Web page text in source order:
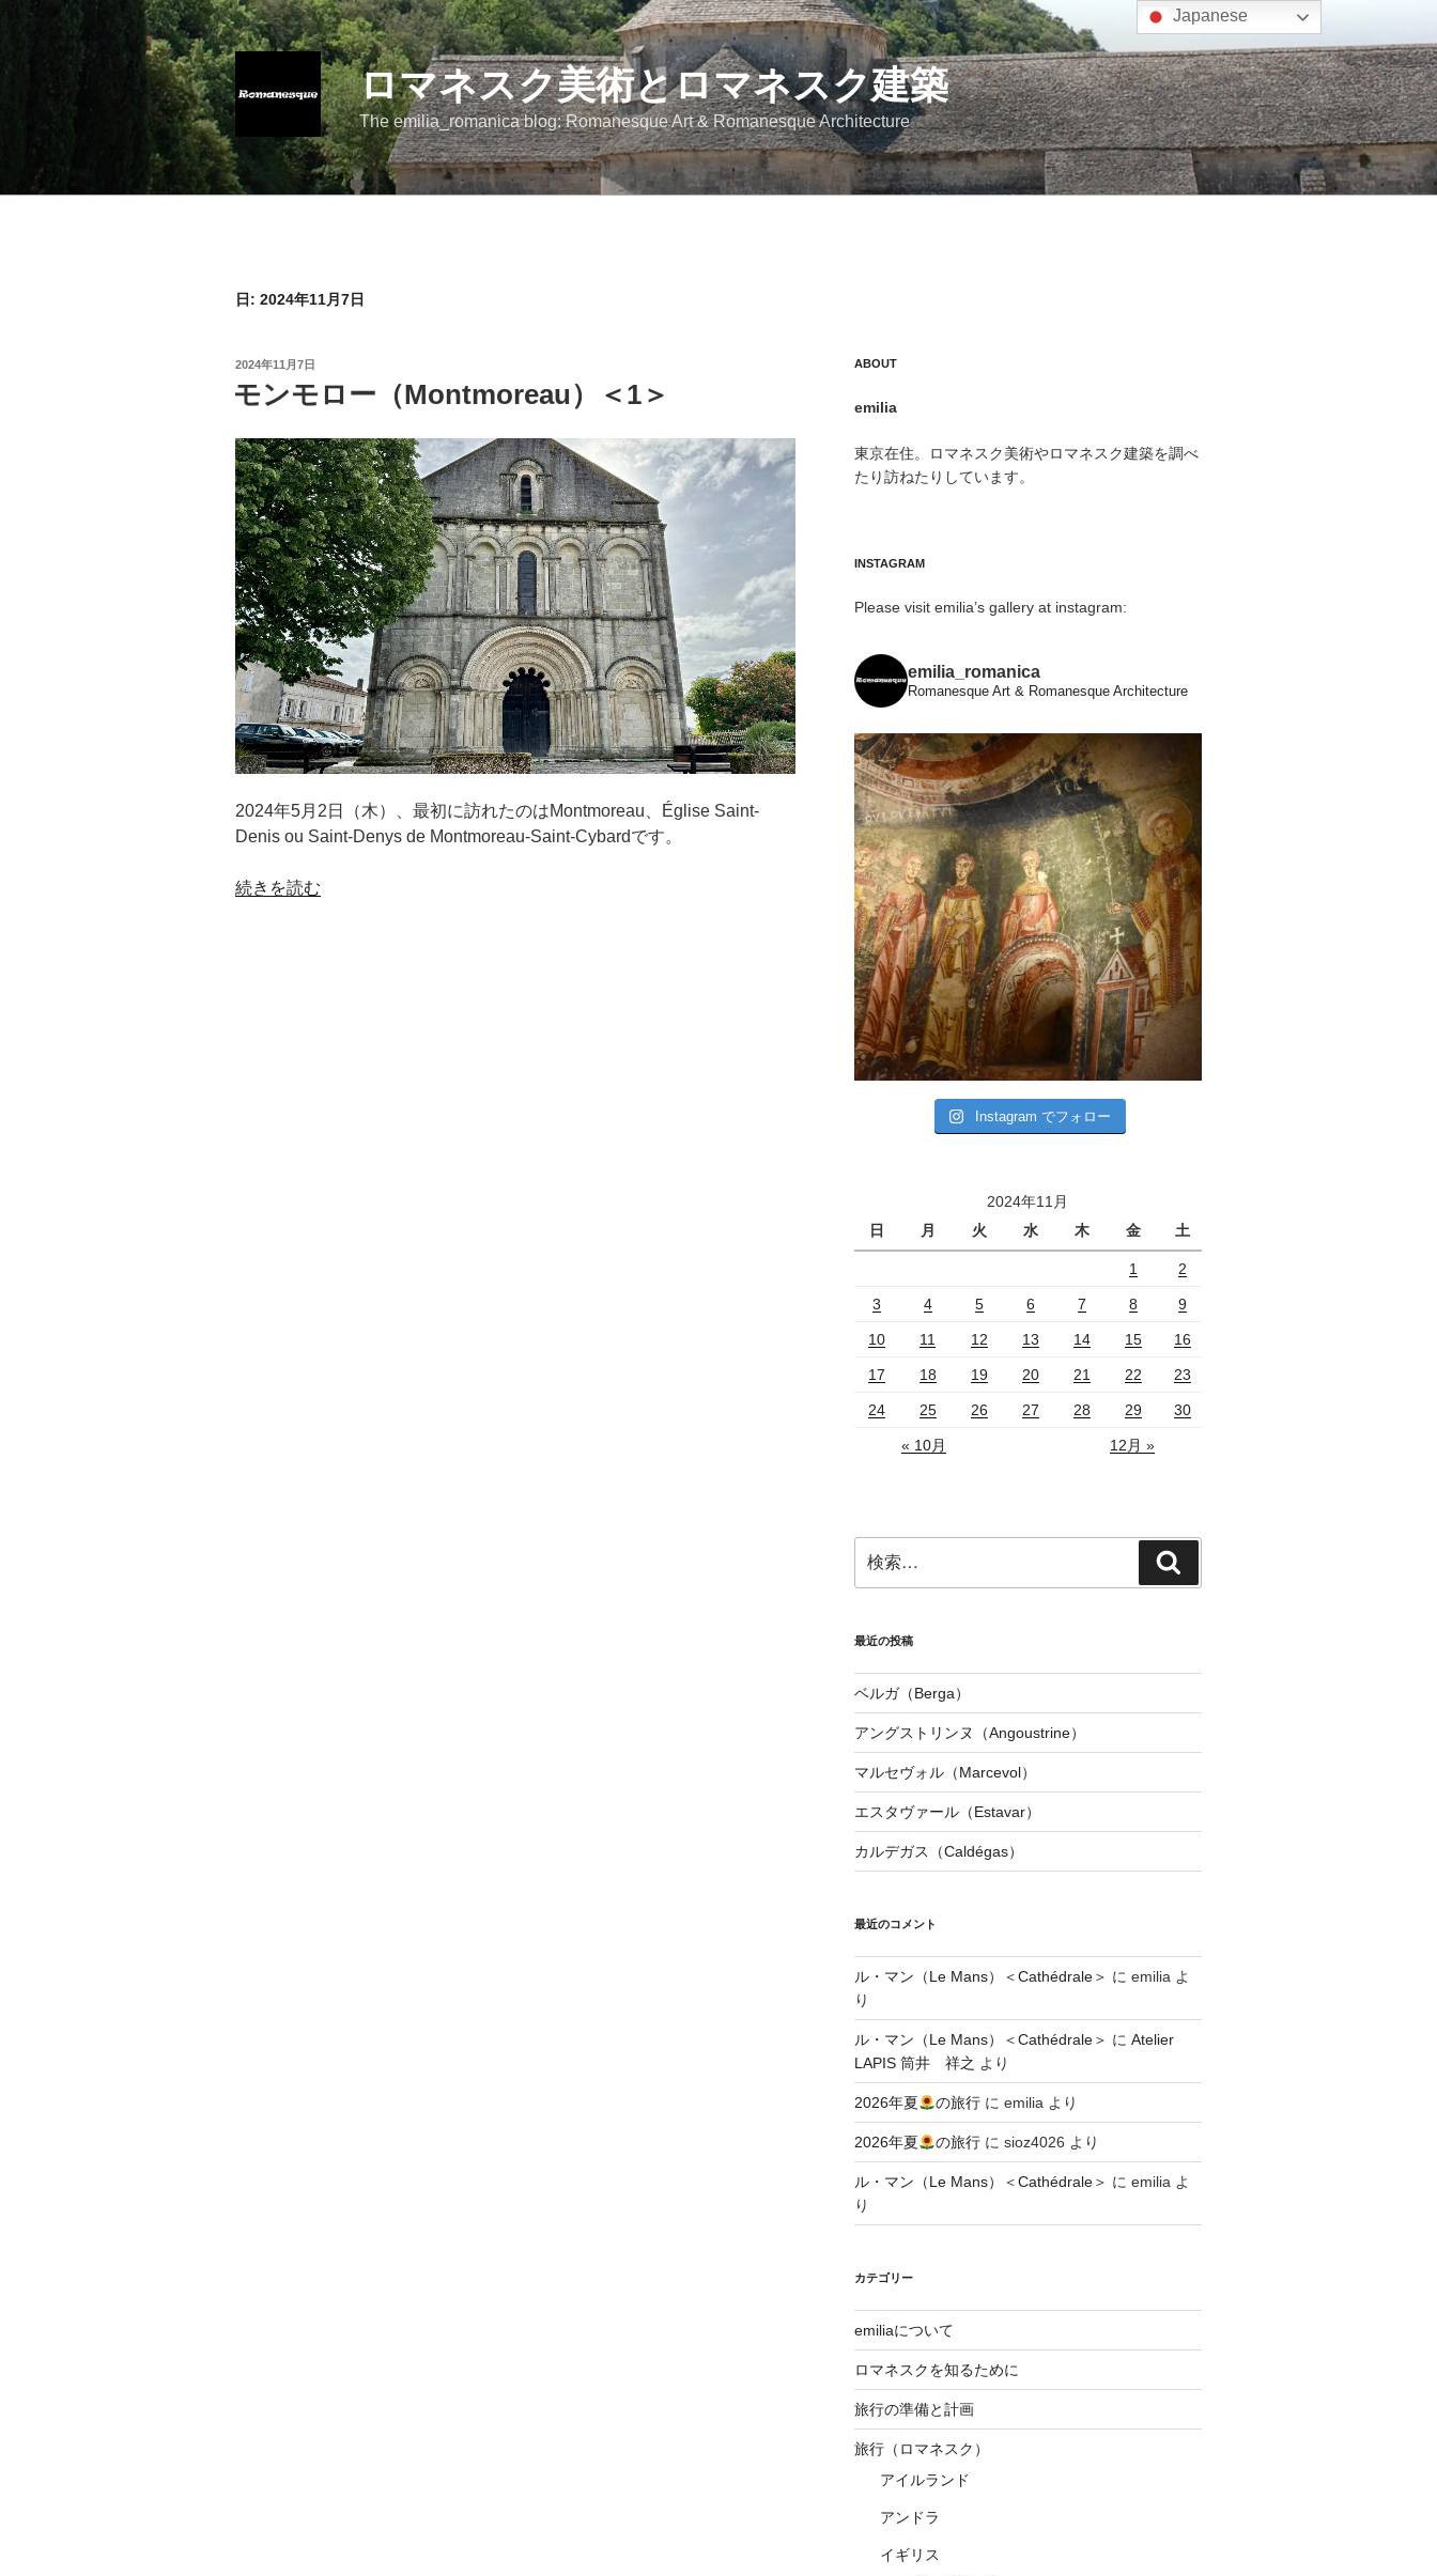
キ
ロマネスク美術とロマネスク建築
The emilia_romanica blog: Romanesque Art & Romanesque Architecture
日: 2024年11月7日
投
日:
2024年11月7日
モンモロー（Montmoreau）＜1＞
2024年5月2日（木）、最初に訪れたのはMontmoreau、Église Saint-
Denis ou Saint-Denys de Montmoreau-Saint-Cybardです。
“モ
続きを読む
ABOUT
emilia
東京在住。ロマネスク美術やロマネスク建築を調べ
たり訪ねたりしています。
INSTAGRAM
Please visit emilia’s gallery at instagram:
emilia_romanica
Romanesque Art & Romanesque Architecture
Instagram でフォロー
2024年11月
日
月 火 水 木 金 土
1 2
3 4 5 6 7 8 9
10 11 12 13 14 15 16
17 18 19 20 21 22 23
24 25 26 27 28 29 30
« 10月 12月 »
索:
索
最近の投稿
ベルガ（Berga）
アングストリンヌ（Angoustrine）
マルセヴォル（Marcevol）
エスタヴァール（Estavar）
カルデガス（Caldégas）
最近のコメント
ル・マン（Le Mans）＜Cathédrale＞ に emiliaよ
り
ル・マン（Le Mans）＜Cathédrale＞ に Atelier
LAPIS 筒井 祥之 より
2026年夏 の旅行に emiliaより
2026年夏 の旅行に sioz4026 より
ル・マン（Le Mans）＜Cathédrale＞ に emiliaよ
り
カテゴリー
emiliaについて
ロマネスクを知るために
旅行の準備と計画
旅行（ロマネスク）
アイルランド
アンドラ
イギリス
Japanese